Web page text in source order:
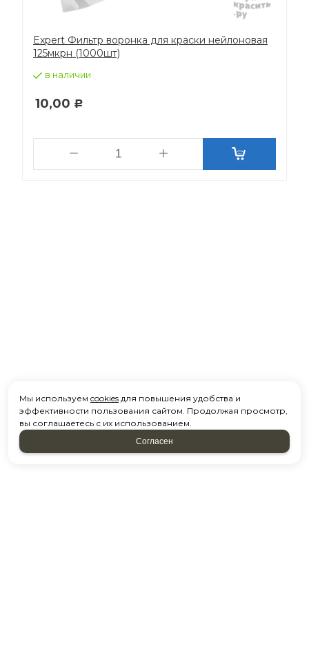
Expert Фильтр воронка для краски нейлоновая
125мкрн (1000шт)
в наличии
10,00 Р
Мы используем cookies для повышения удобства и
эффективности пользования сайтом. Продолжая просмотр,
вы соглашаетесь с их использованием.
Согласен